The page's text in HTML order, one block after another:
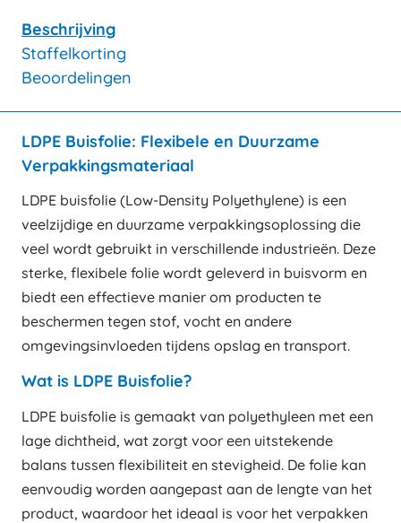
Beschrijving
Staffelkorting
Beoordelingen
LDPE Buisfolie: Flexibele en Duurzame
Verpakkingsmateriaal
LDPE buisfolie (Low-Density Polyethylene) is een
veelzijdige en duurzame verpakkingsoplossing die
veel wordt gebruikt in verschillende industrieën. Deze
sterke, flexibele folie wordt geleverd in buisvorm en
biedt een effectieve manier om producten te
beschermen tegen stof, vocht en andere
omgevingsinvloeden tijdens opslag en transport.
Wat is LDPE Buisfolie?
LDPE buisfolie is gemaakt van polyethyleen met een
lage dichtheid, wat zorgt voor een uitstekende
balans tussen flexibiliteit en stevigheid. De folie kan
eenvoudig worden aangepast aan de lengte van het
product, waardoor het ideaal is voor het verpakken